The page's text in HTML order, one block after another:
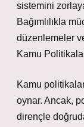
sistemini
Bağımlılıkla
düzenlemeler
Kamu
Kamu
oynar. Ancak,
dirençle